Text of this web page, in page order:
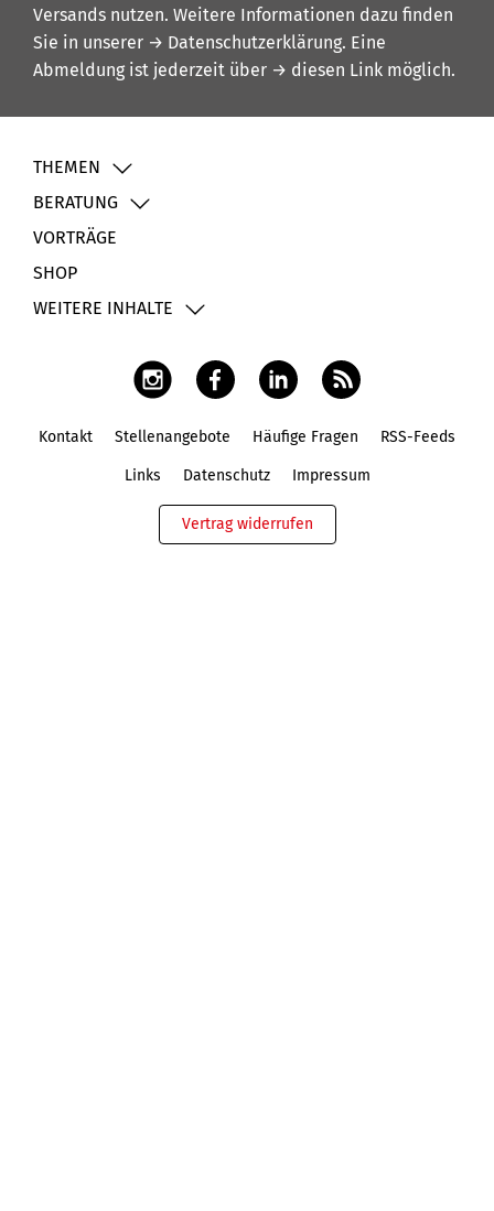
Versands nutzen. Weitere Informationen dazu finden
Sie in unserer → Datenschutzerklärung. Eine
Abmeldung ist jederzeit über → diesen Link möglich.
THEMEN
BERATUNG
VORTRÄGE
SHOP
WEITERE INHALTE
Kontakt Stellenangebote Häufige Fragen RSS-Feeds
Links Datenschutz Impressum
Vertrag widerrufen